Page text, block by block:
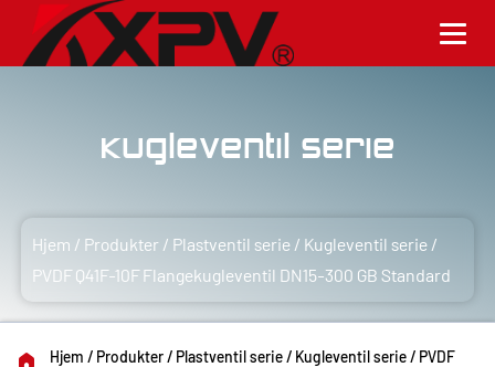
Kugleventil serie
Hjem / Produkter / Plastventil serie / Kugleventil serie /
PVDF Q41F-10F Flangekugleventil DN15-300 GB Standard
Hjem / Produkter/ Plastventil serie/ Kugleventil serie/ PVDF